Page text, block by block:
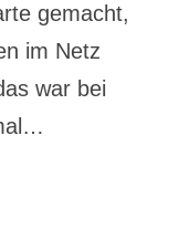
gemacht,
im Netz
war bei